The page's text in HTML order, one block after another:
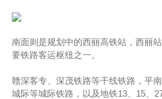
南面则是规划中的西丽高铁站，西丽
要铁路客运枢纽之一。
赣深客专、深茂铁路等干线铁路，平
城际等城际铁路，以及地铁13、15、